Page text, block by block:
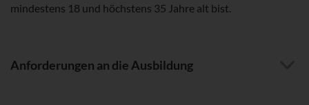
mindestens 18 und höchstens 35 Jahre alt bist.
Anforderungen an die Ausbildung